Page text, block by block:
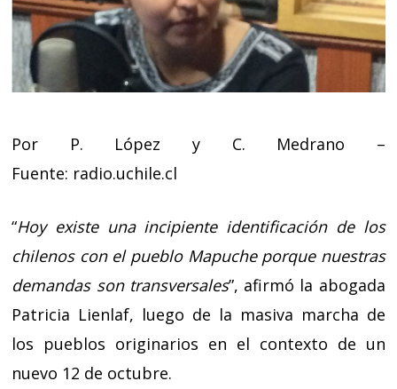
Por P. López y C. Medrano –
Fuente: radio.uchile.cl
“Hoy existe una incipiente identificación de los
chilenos con el pueblo Mapuche porque nuestras
demandas son transversales”, afirmó la abogada
Patricia Lienlaf, luego de la masiva marcha de
los pueblos originarios en el contexto de un
nuevo 12 de octubre.